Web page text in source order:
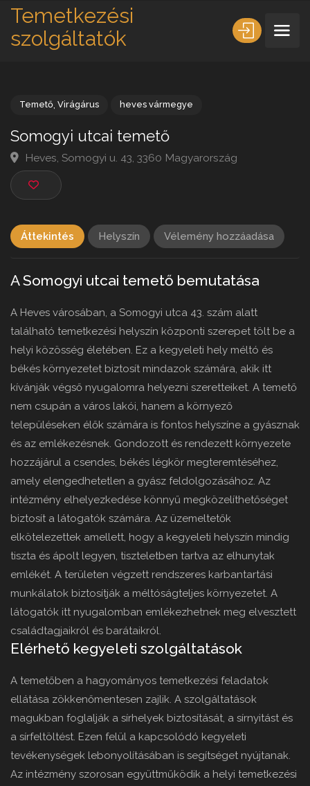
Temetkezési
szolgáltatók
Somogyi utcai temető
Heves, Somogyi u. 43, 3360 Magyarország
Áttekintés Helyszín Vélemény hozzáadása
A Somogyi utcai temető bemutatása
A Heves városában, a Somogyi utca 43. szám alatt
található temetkezési helyszín központi szerepet tölt be a
helyi közösség életében. Ez a kegyeleti hely méltó és
békés környezetet biztosít mindazok számára, akik itt
kívánják végső nyugalomra helyezni szeretteiket. A temető
nem csupán a város lakói, hanem a környező
településeken élők számára is fontos helyszíne a gyásznak
és az emlékezésnek. Gondozott és rendezett környezete
hozzájárul a csendes, békés légkör megteremtéséhez,
amely elengedhetetlen a gyász feldolgozásához. Az
intézmény elhelyezkedése könnyű megközelíthetőséget
biztosít a látogatók számára. Az üzemeltetők
elkötelezettek amellett, hogy a kegyeleti helyszín mindig
tiszta és ápolt legyen, tiszteletben tartva az elhunytak
emlékét. A területen végzett rendszeres karbantartási
munkálatok biztosítják a méltóságteljes környezetet. A
látogatók itt nyugalomban emlékezhetnek meg elvesztett
családtagjaikról és barátaikról.
Elérhető kegyeleti szolgáltatások
A temetőben a hagyományos temetkezési feladatok
ellátása zökkenőmentesen zajlik. A szolgáltatások
magukban foglalják a sírhelyek biztosítását, a sírnyitást és
a sírfeltöltést. Ezen felül a kapcsolódó kegyeleti
tevékenységek lebonyolításában is segítséget nyújtanak.
Az intézmény szorosan együttműködik a helyi temetkezési